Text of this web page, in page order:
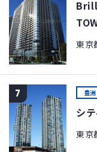
東京
7 豊洲
シ
東京